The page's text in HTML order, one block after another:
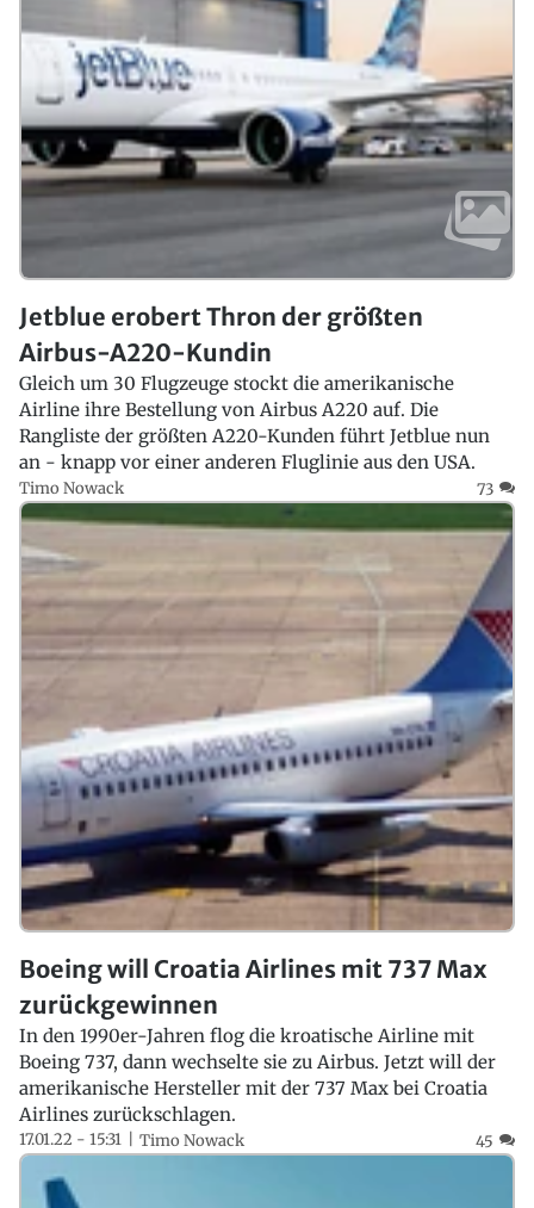
Jetblue erobert Thron der größten
Airbus-A220-Kundin
Gleich um 30 Flugzeuge stockt die amerikanische
Airline ihre Bestellung von Airbus A220 auf. Die
Rangliste der größten A220-Kunden führt Jetblue nun
an - knapp vor einer anderen Fluglinie aus den USA.
Timo Nowack 73
Boeing will Croatia Airlines mit 737 Max
zurückgewinnen
In den 1990er-Jahren flog die kroatische Airline mit
Boeing 737, dann wechselte sie zu Airbus. Jetzt will der
amerikanische Hersteller mit der 737 Max bei Croatia
Airlines zurückschlagen.
17.01.22 - 15:31 Timo Nowack 45